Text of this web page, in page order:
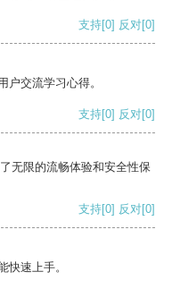
支持[0] 反对[0]
户交流学习心得。
支持[0] 反对[0]
无限的流畅体验和安全性保
支持[0] 反对[0]
快速上手。